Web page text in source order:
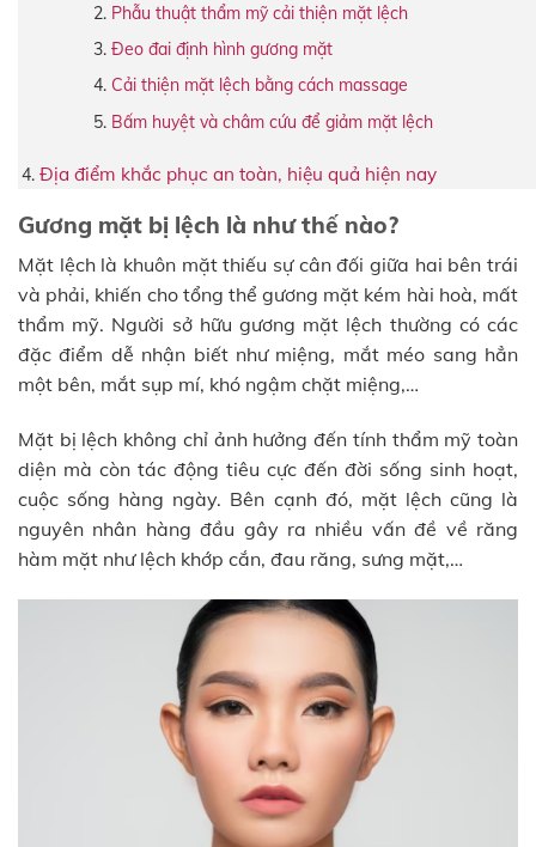
Phẫu thuật thẩm mỹ cải thiện mặt lệch
Đeo đai định hình gương mặt
Cải thiện mặt lệch bằng cách massage
Bấm huyệt và châm cứu để giảm mặt lệch
Địa điểm khắc phục an toàn, hiệu quả hiện nay
Gương mặt bị lệch là như thế nào?
Mặt lệch là khuôn mặt thiếu sự cân đối giữa hai bên trái
và phải, khiến cho tổng thể gương mặt kém hài hoà, mất
thẩm mỹ. Người sở hữu gương mặt lệch thường có các
đặc điểm dễ nhận biết như miệng, mắt méo sang hẳn
một bên, mắt sụp mí, khó ngậm chặt miệng,…
Mặt bị lệch không chỉ ảnh hưởng đến tính thẩm mỹ toàn
diện mà còn tác động tiêu cực đến đời sống sinh hoạt,
cuộc sống hàng ngày. Bên cạnh đó, mặt lệch cũng là
nguyên nhân hàng đầu gây ra nhiều vấn đề về răng
hàm mặt như lệch khớp cắn, đau răng, sưng mặt,…